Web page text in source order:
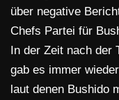
über negative
Chefs Partei für
In der Zeit nach der
gab es immer
laut denen Bushido